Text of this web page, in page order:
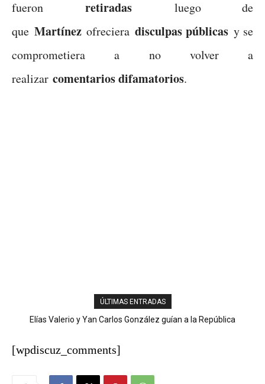
fueronretiradas luego de
que Martínezofreciera disculpas públicas y se
comprometiera a no volver a
realizar comentarios difamatorios.
ÚLTIMAS ENTRADAS
Elías Valerio y Yan Carlos González guían a la República
Ladrones cargan con más de RD$100 mil y equipos de un
[wpdiscuz_comments]